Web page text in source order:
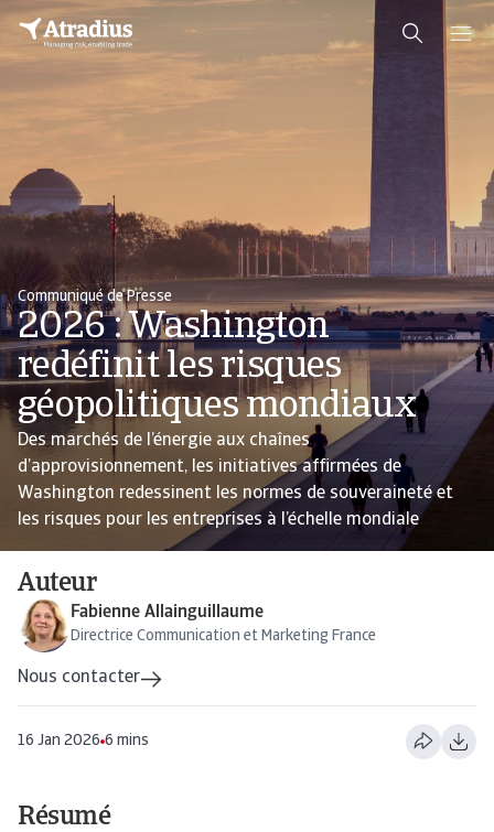
Communiqué de Presse
2026 : Washington
redéfinit les risques
géopolitiques mondiaux
Des marchés de l’énergie aux chaînes
d’approvisionnement, les initiatives affirmées de
Washington redessinent les normes de souveraineté et
les risques pour les entreprises à l’échelle mondiale
Auteur
Fabienne Allainguillaume
Directrice Communication et Marketing France
Nous contacter
16 Jan 2026 6 mins
Résumé